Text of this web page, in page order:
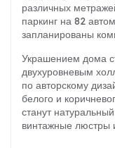
различных
паркинг на 82
запланированы
Украшением дома
двухуровневым
по авторскому
белого и
станут
винтажные люстры